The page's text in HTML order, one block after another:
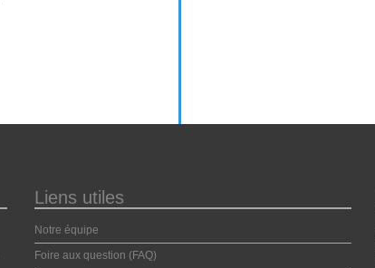
Liens utiles
Notre équipe
Foire aux question (FAQ)